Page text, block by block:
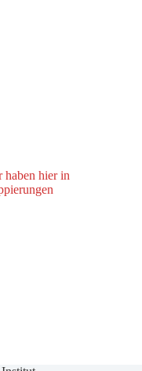
haben hier in